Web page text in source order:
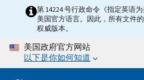
content
第 14224 号行政命令《指定英语
美国官方语言。因此，所有文件
权威版本。
美国政府官方网站
以下是你如何知道